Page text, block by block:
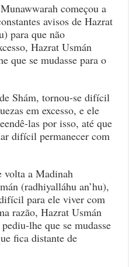
começou a
avisos de Hazrat
para que não
Hazrat Usmán
que se mudasse para o
Shám, tornou-se difícil
em excesso, e ele
las por isso, até que
difícil permanecer com
volta a Madinah
(radhiyalláhu an’hu),
para ele viver com
razão, Hazrat Usmán
lhe que se mudasse
fica distante de